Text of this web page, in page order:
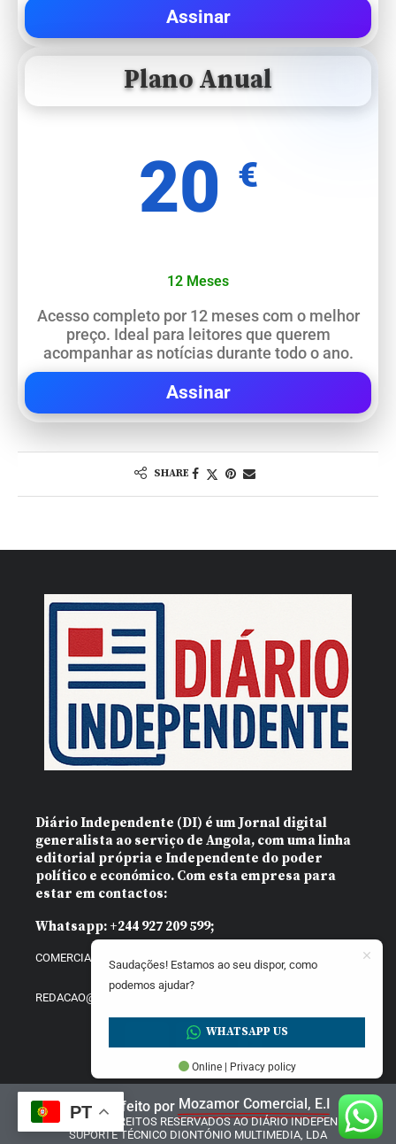
Assinar
Plano Anual
20 €
12 Meses
Acesso completo por 12 meses com o melhor
preço. Ideal para leitores que querem
acompanhar as notícias durante todo o ano.
Assinar
SHARE
Diário Independente (DI) é um Jornal digital
generalista ao serviço de Angola, com uma linha
editorial própria e Independente do poder
político e económico. Com esta empresa para
estar em contactos:
Whatsapp: +244 927 209 599;
COMERCIAL@DIARIOINDEPENDENTE.INFO
REDACAO@DIARIOINDEPENDENTE.INFO
Website feito por Mozamor Comercial, E.I
@2025 – TODOS DIREITOS RESERVADOS AO DIÁRIO INDEPENDENTE |
SUPORTE TÉCNICO DIONTÓNIO MULTIMEDIA, LDA
PT
Saudações! Estamos ao seu dispor, como
podemos ajudar?
WHATSAPP US
Online | Privacy policy